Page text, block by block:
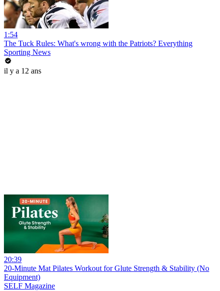
1:54
The Tuck Rules: What's wrong with the Patriots? Everything
Sporting News
il y a 12 ans
20:39
20-Minute Mat Pilates Workout for Glute Strength & Stability (No
Equipment)
SELF Magazine